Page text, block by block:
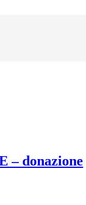
– donazione